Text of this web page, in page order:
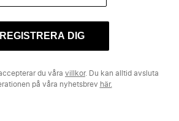
REGISTRERA DIG
du våra villkor. Du kan alltid avsluta
på våra nyhetsbrev här.